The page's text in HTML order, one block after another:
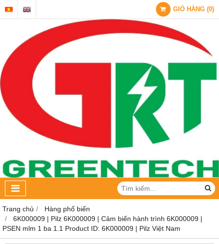
GIỎ HÀNG (0)
Trang chủ
Hàng phổ biến
6K000009 | Pilz 6K000009 | Cảm biến hành trình 6K000009 |
PSEN mlm 1 ba 1.1 Product ID: 6K000009 | Pilz Việt Nam